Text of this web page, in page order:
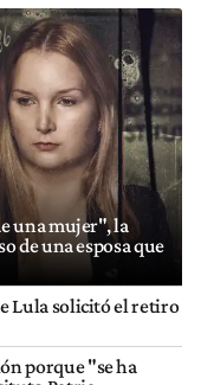
una mujer", la
de una esposa que
Lula solicitó el retiro
porque "se ha